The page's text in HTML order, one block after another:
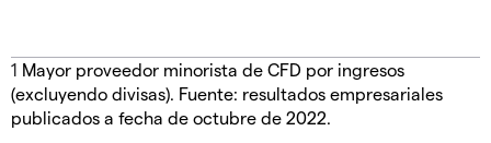
1 Mayor proveedor minorista de CFD por ingresos
(excluyendo divisas). Fuente: resultados empresariales
publicados a fecha de octubre de 2022.